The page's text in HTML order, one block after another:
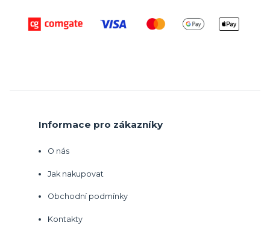
Informace pro zákazníky
O nás
Jak nakupovat
Obchodní podmínky
Kontakty